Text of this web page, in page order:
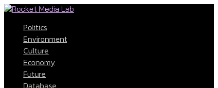
Politics
Environment
Culture
Economy
Future
Database